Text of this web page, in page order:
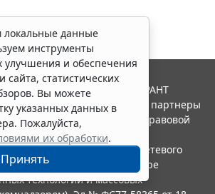
данные
инструменты
улучшения и обеспечения
сайта, статистических
Вы можете
указанных данных в
Пожалуйста,
их обработки.
Принять
СЕРВИС", 2026. Система ГАРАНТ
года. Компания "Гарант" и ее партнеры
Российской ассоциации правовой
в качестве сетевого
службой по надзору в сфере
технологий и массовых